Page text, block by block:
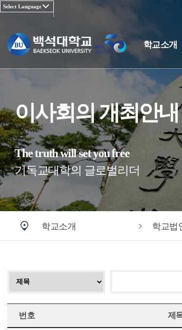
학교소개
이사회의 개최안내
The truth will set you free
기독교대학의 글로벌리더
학교소개 학교법
번호 제